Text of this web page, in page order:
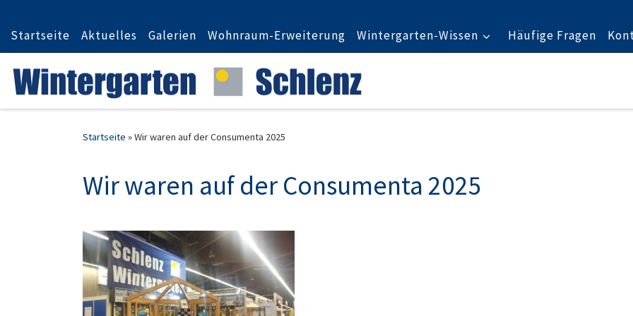
Startseite Aktuelles Galerien Wohnraum-Erweiterung Wintergarten-Wissen Häufige Fragen
Startseite »Wir waren auf der Consumenta 2025
Wir waren auf der Consumenta 2025